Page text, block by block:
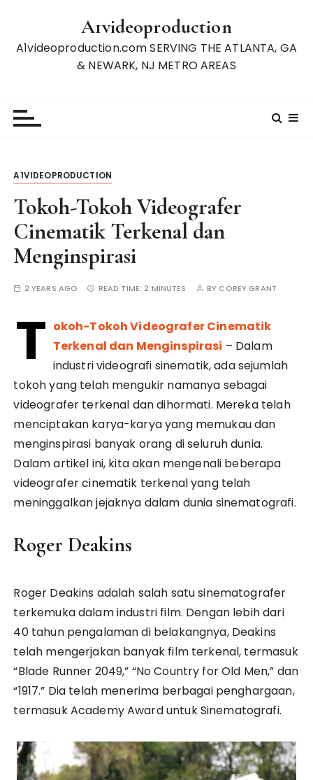
A1videoproduction
A1videoproduction.com SERVING THE ATLANTA, GA
& NEWARK, NJ METRO AREAS
A1VIDEOPRODUCTION
Tokoh-Tokoh Videografer
Cinematik Terkenal dan
Menginspirasi
2 YEARS AGO READ TIME:2 MINUTES BY COREY GRANT
T okoh-Tokoh Videografer Cinematik
Terkenal dan Menginspirasi – Dalam
industri videografi sinematik, ada sejumlah
tokoh yang telah mengukir namanya sebagai
videografer terkenal dan dihormati. Mereka telah
menciptakan karya-karya yang memukau dan
menginspirasi banyak orang di seluruh dunia.
Dalam artikel ini, kita akan mengenali beberapa
videografer cinematik terkenal yang telah
meninggalkan jejaknya dalam dunia sinematografi.
Roger Deakins
Roger Deakins adalah salah satu sinematografer
terkemuka dalam industri film. Dengan lebih dari
40 tahun pengalaman di belakangnya, Deakins
telah mengerjakan banyak film terkenal, termasuk
“Blade Runner 2049,” “No Country for Old Men,” dan
“1917.” Dia telah menerima berbagai penghargaan,
termasuk Academy Award untuk Sinematografi.